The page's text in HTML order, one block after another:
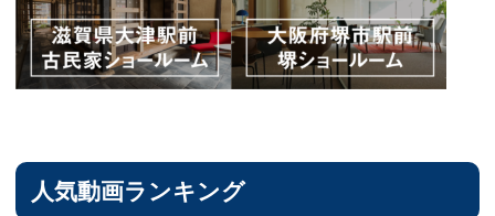
人気動画ランキング